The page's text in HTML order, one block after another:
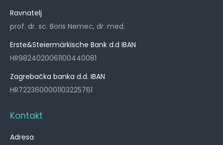
Ravnatelj
prof. dr. sc. Boris Nemec, dr. med.
Erste&Steiermärkische Bank d.d IBAN
HR9824020061100440081
Zagrebačka banka d.d. IBAN
HR7223600001103225761
Kontakt
Adresa